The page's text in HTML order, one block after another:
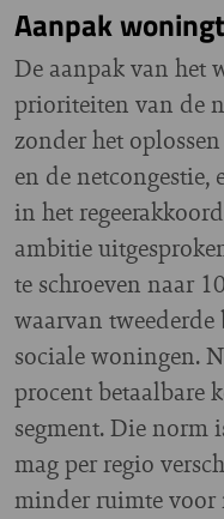
Aanpak
De aanpak van het
prioriteiten van de
zonder het
en de netcongestie,
in het
ambitie
te schroeven naar
waarvan
sociale woningen.
procent betaalbare
segment. Die norm
mag per regio
minder ruimte